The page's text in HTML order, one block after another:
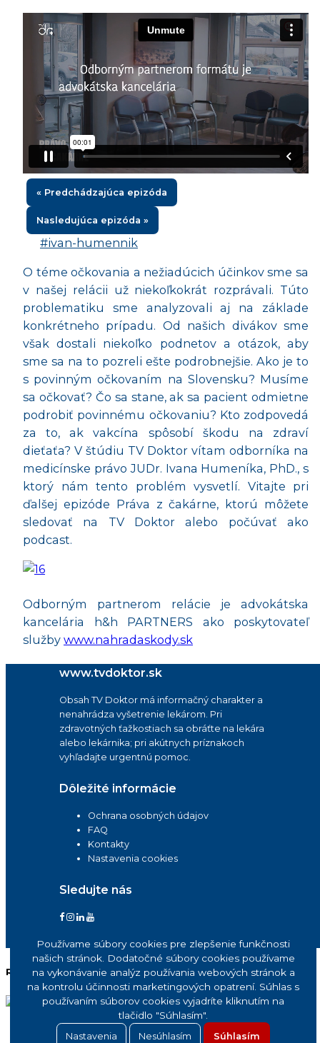
« Predchádzajúca epizóda
Nasledujúca epizóda »
#ivan-humennik
O téme očkovania a nežiadúcich účinkov sme sa
v našej relácii už niekoľkokrát rozprávali. Túto
problematiku sme analyzovali aj na základe
konkrétneho prípadu. Od našich divákov sme
však dostali niekoľko podnetov a otázok, aby
sme sa na to pozreli ešte podrobnejšie. Ako je to
s povinným očkovaním na Slovensku? Musíme
sa očkovať? Čo sa stane, ak sa pacient odmietne
podrobiť povinnému očkovaniu? Kto zodpovedá
za to, ak vakcína spôsobí škodu na zdraví
dieťaťa? V štúdiu TV Doktor vítam odborníka na
medicínske právo JUDr. Ivana Humeníka, PhD., s
ktorý nám tento problém vysvetlí. Vitajte pri
ďalšej epizóde Práva z čakárne, ktorú môžete
sledovať na TV Doktor alebo počúvať ako
podcast.
Odborným partnerom relácie je advokátska
kancelária h&h PARTNERS ako poskytovateľ
služby ⁠www.nahradaskody.sk
www.tvdoktor.sk
Obsah TV Doktor má informačný charakter a
nenahrádza vyšetrenie lekárom. Pri
zdravotných ťažkostiach sa obráťte na lekára
alebo lekárnika; pri akútnych príznakoch
vyhľadajte urgentnú pomoc.
Dôležité informácie
Ochrana osobných údajov
FAQ
Kontakty
Nastavenia cookies
Sledujte nás
Copyright © 2026 tvdoktor.sk
Reklama
Používame súbory cookies pre zlepšenie funkčnosti
našich stránok. Dodatočné súbory cookies používame
na vykonávanie analýz používania webových stránok a
na kontrolu účinnosti marketingových opatrení. Súhlas s
používaním súborov cookies vyjadríte kliknutím na
tlačidlo "Súhlasím".
Nastavenia Nesúhlasím Súhlasím